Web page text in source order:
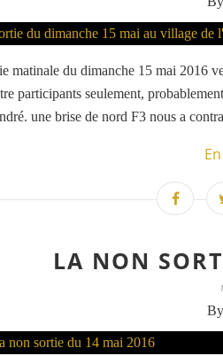
matinale du dimanche 15 mai 2016
participants seulement,
une brise de nord F3 nous a
LA NON